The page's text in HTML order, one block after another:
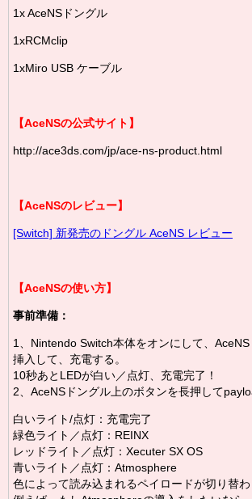
1x AceNSドングル
1xRCMclip
1xMiro USB ケーブル
【AceNSの公式サイト】
http://ace3ds.com/jp/ace-ns-product.html
【AceNSのレビュー】
[Switch] 新発売のドングル AceNS レビュー
【AceNSの使い方】
事前準備：
1、Nintendo Switch本体をオンにして、
挿入して、充電する。
10秒あとLEDが白い／点灯、充電完了！
2、AceNSドングル上のボタンを長押して
白いライト/点灯：充電完了
緑色ライト／点灯：REINX
レッドライト／点灯：Xecuter SX OS
青いライト／点灯：Atmosphere
色によって読み込まれるペイロードが切り替わ